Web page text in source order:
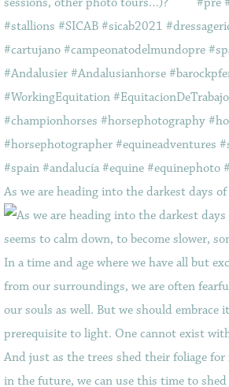
As we are heading into the darkest days